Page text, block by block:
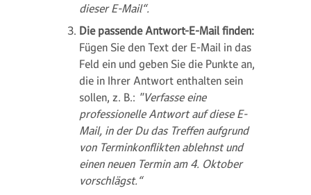
dieser E-Mail“.
Die passende Antwort-E-Mail finden:
Fügen Sie den Text der E-Mail in das
Feld ein und geben Sie die Punkte an,
die in Ihrer Antwort enthalten sein
sollen, z. B.: "Verfasse eine
professionelle Antwort auf diese E-
Mail, in der Du das Treffen aufgrund
von Terminkonflikten ablehnst und
einen neuen Termin am 4. Oktober
vorschlägst.“